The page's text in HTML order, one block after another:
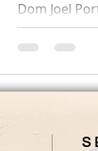
Dom Joel